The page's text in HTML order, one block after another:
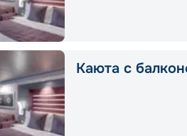
Каюта с